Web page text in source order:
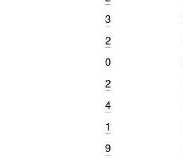
3
2
0
2
4
1
9